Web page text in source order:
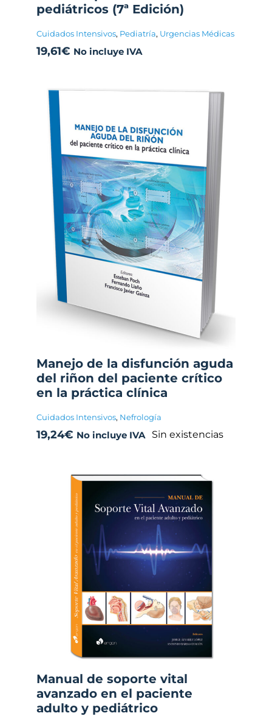
pediátricos (7ª Edición)
Cuidados Intensivos, Pediatría, Urgencias Médicas
19,61€ No incluye IVA
Manejo de la disfunción aguda
del riñon del paciente crítico
en la práctica clínica
Cuidados Intensivos, Nefrología
19,24€ No incluye IVA Sin existencias
Manual de soporte vital
avanzado en el paciente
adulto y pediátrico